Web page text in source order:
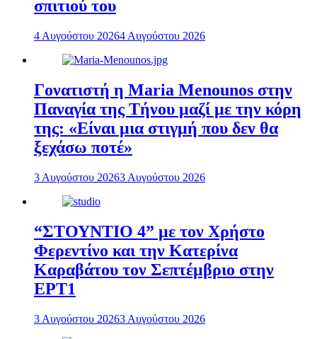
σπιτιού του
4 Αυγούστου 20264 Αυγούστου 2026
Γονατιστή η Maria Menounos στην
Παναγία της Τήνου μαζί με την κόρη
της: «Είναι μια στιγμή που δεν θα
ξεχάσω ποτέ»
3 Αυγούστου 20263 Αυγούστου 2026
“ΣΤΟΥΝΤΙΟ 4” με τον Χρήστο
Φερεντίνο και την Κατερίνα
Καραβάτου τον Σεπτέμβριο στην
ΕΡΤ1
3 Αυγούστου 20263 Αυγούστου 2026